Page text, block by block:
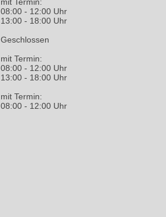
08:00 - 12:00 Uhr
13:00 - 18:00 Uhr
Geschlossen
mit Termin:
08:00 - 12:00 Uhr
13:00 - 18:00 Uhr
mit Termin:
08:00 - 12:00 Uhr